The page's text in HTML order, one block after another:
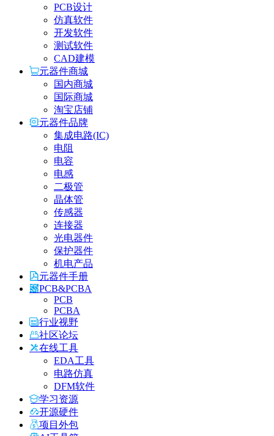
PCB设计
仿真软件
开发软件
测试软件
CAD建模
元器件商城
国内商城
国际商城
淘宝店铺
元器件品牌
集成电路(IC)
电阻
电容
电感
二极管
晶体管
传感器
连接器
光电器件
保护器件
机电产品
元器件手册
PCB&PCBA
PCB
PCBA
行业视野
社区论坛
在线工具
EDA工具
电路仿真
DFM软件
学习资源
开源硬件
项目外包